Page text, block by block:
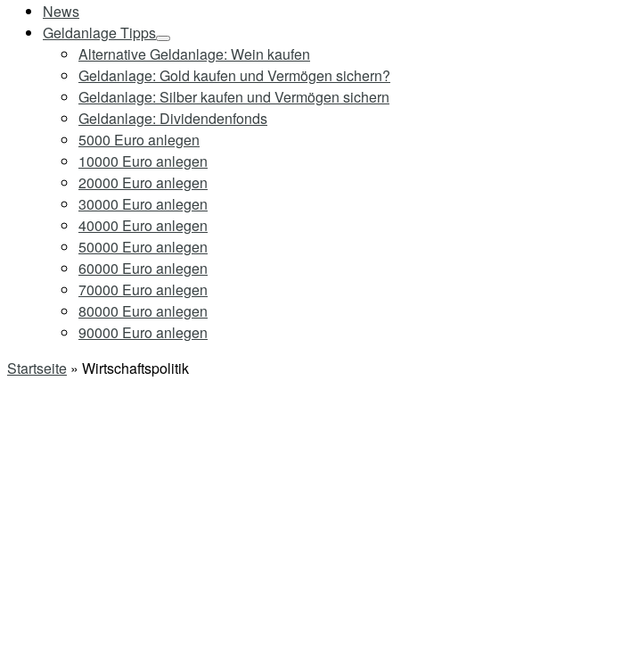
News
Geldanlage Tipps
Alternative Geldanlage: Wein kaufen
Geldanlage: Gold kaufen und Vermögen sichern?
Geldanlage: Silber kaufen und Vermögen sichern
Geldanlage: Dividendenfonds
5000 Euro anlegen
10000 Euro anlegen
20000 Euro anlegen
30000 Euro anlegen
40000 Euro anlegen
50000 Euro anlegen
60000 Euro anlegen
70000 Euro anlegen
80000 Euro anlegen
90000 Euro anlegen
Startseite » Wirtschaftspolitik